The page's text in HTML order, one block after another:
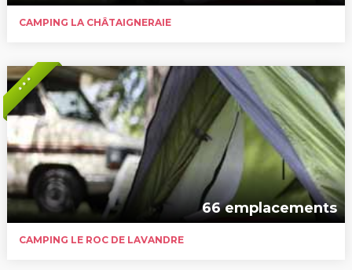
CAMPING LA CHÂTAIGNERAIE
* * *
66 emplacements
CAMPING LE ROC DE LAVANDRE